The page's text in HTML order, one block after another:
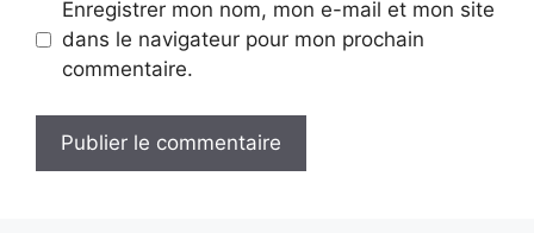
Enregistrer mon nom, mon e-mail et mon site
dans le navigateur pour mon prochain
commentaire.